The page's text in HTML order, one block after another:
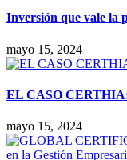
Inversión que vale la
mayo 15, 2024
EL CASO
mayo 15, 2024